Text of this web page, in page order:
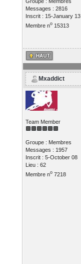
Messages : 2816
Inscrit : 15-January 13
Membre no15313
Mxaddict
Team Member
Groupe : Membres
Messages : 1957
Inscrit : 5-October 08
Lieu : 62
Membre no7218